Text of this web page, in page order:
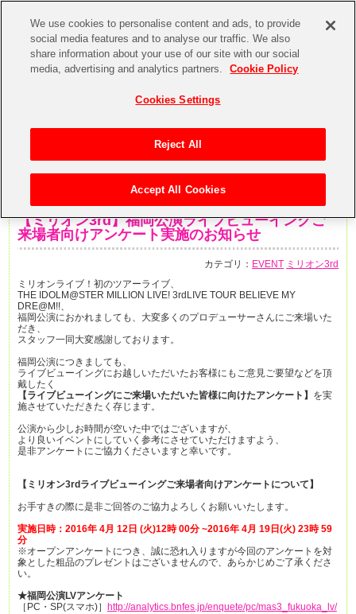
【ミリオン3rd】福岡公演ライブビューイングご
来場者向けアンケート実施のお知らせ
カテゴリ： EVENT ミリオン3rd
ミリオンライブ！初のツアーライブ、
THE IDOLM@STER MILLION LIVE! 3rdLIVE TOUR BELIEVE MY
DRE@M!!、
福岡公演におかれましても、大変多くのプロデューサーさんにご来場いた
だき、
スタッフ一同大変感謝しております。
福岡公演につきましても、
ライブビューイングにお越しいただいたお客様にもご意見ご要望などを頂
戴したく
【ライブビューイングにご来場いただいた皆様に向けたアンケート】 を実
施させていただきたく存じます。
公演から少しお時間が空いた中ではございますが、
より良いイベントにしていく参考にさせていただけますよう、
是非アンケートにご協力くださいますと幸いです。
【ミリオン3rdライブビューイングご来場者向けアンケートについて】
お手すきの際に是非ご回答のご協力よろしくお願いいたします。
実施日時：2016年 4月 12日 (火)12時 00分 ~2016年 4月 19日(火) 23時 59
分
※オープンアンケートにつき、誠に恐れ入りますが今回のアンケートを対
象とした粗品のプレゼントはございませんので、あらかじめご了承くださ
い。
★福岡公演LVアンケート
［PC・SP(スマホ)］
http://analytics.bnfes.jp/enquete/pc/mas3_fukuoka_lv/
We use cookies to personalise content and ads, to provide
social media features and to analyse our traffic. We also
share information about your use of our site with our social
media, advertising and analytics partners.
Cookie Policy
Cookies Settings
Reject All
Accept All Cookies